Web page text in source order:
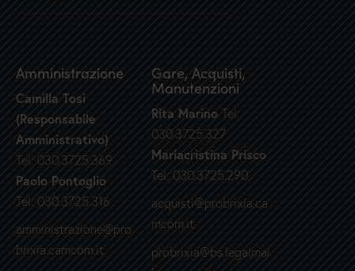
Amministrazione
Camilla Tosi
(Responsabile
Amministrativo)
Tel: 030.3725.369
Paolo Pontoglio
Tel: 030.3725.316
amministrazione@pro
brixia.camcom.it
Gare, Acquisti,
Manutenzioni
Rita Marino Tel:
030.3725.327
Mariacristina Prisco
Tel: 030.3725.290
acquisti@probrixia.ca
mcom.it
probrixia@bs.legalmai